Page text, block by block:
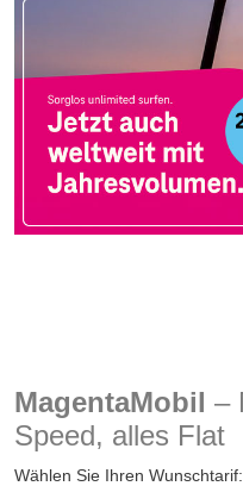
MagentaMobil –
Speed, alles Flat
Wählen Sie Ihren Wunschtarif: